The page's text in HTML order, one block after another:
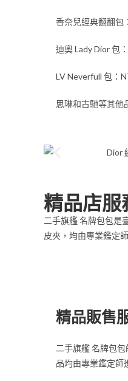
香奈兒經典翻翻包
迪奧 Lady Dior 包
LV Neverfull 包：
思琳和古馳等其他
精品店服
二手旗艦 名牌包包是
皮夾，均由專業鑑定
精品販售
二手旗艦 名牌包
品均由專業鑑定師